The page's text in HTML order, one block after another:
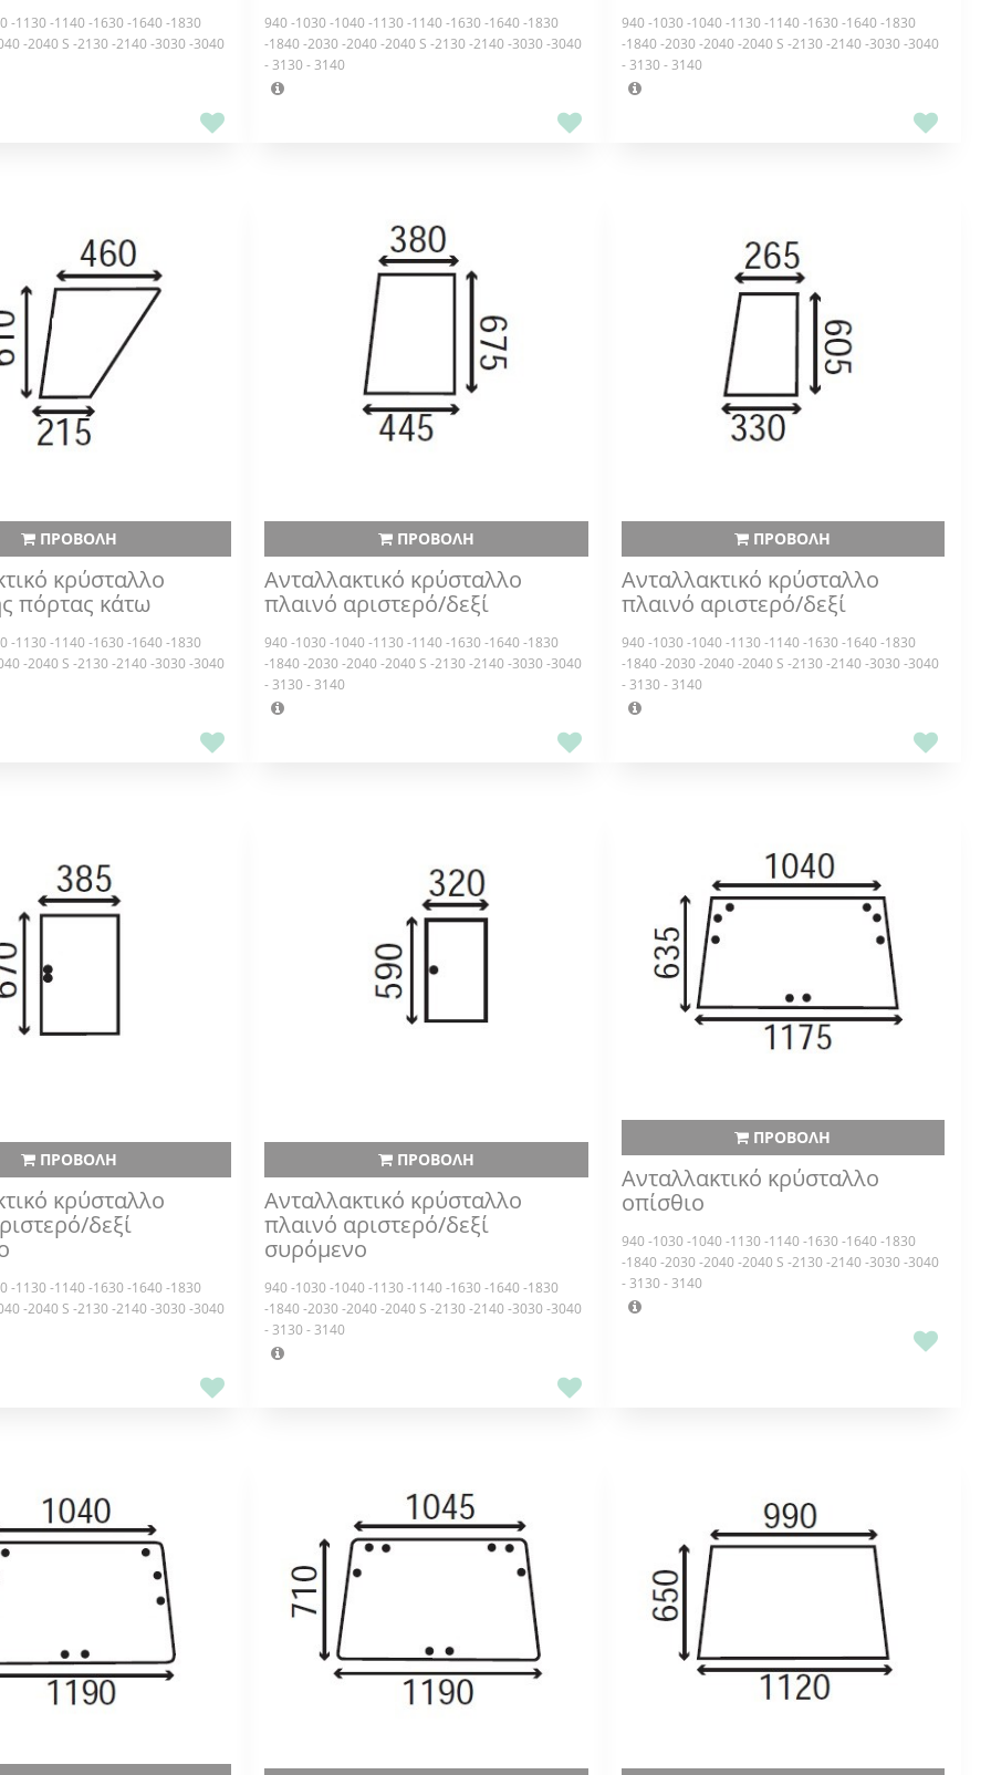
-1130 -1140 -1630 -1640 -1830
-2040 S -2130 -2140 -3030 -3040
940 -1030 -1040 -1130 -1140 -1630 -1640 -1830
-1840 -2030 -2040 -2040 S -2130 -2140 -3030 -3040
- 3130 - 3140
940 -1030 -1040 -1130 -1140 -1630 -1640 -1830
-1840 -2030 -2040 -2040 S -2130 -2140 -3030 -3040
- 3130 - 3140
ΠΡΟΒΟΛΗ
κρύσταλλο
πόρτας κάτω
-1130 -1140 -1630 -1640 -1830
-2040 S -2130 -2140 -3030 -3040
ΠΡΟΒΟΛΗ
Ανταλλακτικό κρύσταλλο
πλαινό αριστερό/δεξί
940 -1030 -1040 -1130 -1140 -1630 -1640 -1830
-1840 -2030 -2040 -2040 S -2130 -2140 -3030 -3040
- 3130 - 3140
ΠΡΟΒΟΛΗ
Ανταλλακτικό κρύσταλλο
πλαινό αριστερό/δεξί
940 -1030 -1040 -1130 -1140 -1630 -1640 -1830
-1840 -2030 -2040 -2040 S -2130 -2140 -3030 -3040
- 3130 - 3140
ΠΡΟΒΟΛΗ
κρύσταλλο
δεξί
-1130 -1140 -1630 -1640 -1830
-2040 S -2130 -2140 -3030 -3040
ΠΡΟΒΟΛΗ
Ανταλλακτικό κρύσταλλο
πλαινό αριστερό/δεξί
συρόμενο
940 -1030 -1040 -1130 -1140 -1630 -1640 -1830
-1840 -2030 -2040 -2040 S -2130 -2140 -3030 -3040
- 3130 - 3140
ΠΡΟΒΟΛΗ
Ανταλλακτικό κρύσταλλο
οπίσθιο
940 -1030 -1040 -1130 -1140 -1630 -1640 -1830
-1840 -2030 -2040 -2040 S -2130 -2140 -3030 -3040
- 3130 - 3140